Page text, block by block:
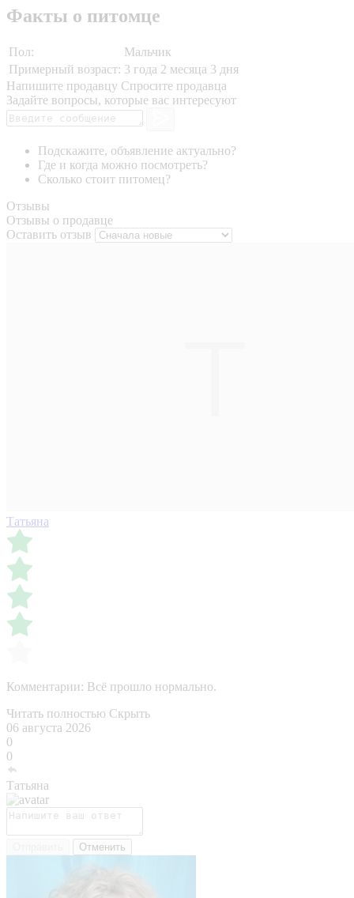
Факты о питомце
Пол:
Мальчик
Примерный возраст: 3 года 2 месяца 3 дня
Напишите продавцу Спросите продавца
Задайте вопросы, которые вас интересуют
Подскажите, объявление актуально?
Где и когда можно посмотреть?
Сколько стоит питомец?
Отзывы
Отзывы о продавце
Оставить отзыв
Татьяна
Комментарии: Всё прошло нормально.
Читать полностью Скрыть
06 августа 2026
0
0
Татьяна
Отменить